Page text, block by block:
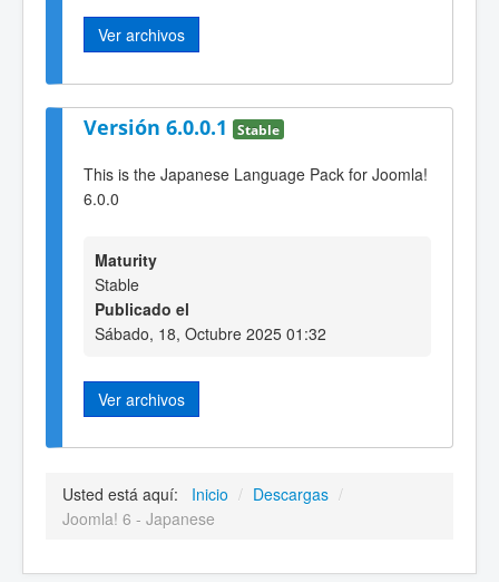
Ver archivos
Versión 6.0.0.1 Stable
This is the Japanese Language Pack for Joomla!
6.0.0
Maturity
Stable
Publicado el
Sábado, 18, Octubre 2025 01:32
Ver archivos
Usted está aquí: Inicio / Descargas /
Joomla! 6 - Japanese